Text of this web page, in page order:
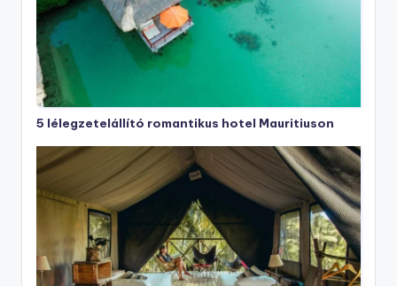
5 lélegzetelállító romantikus hotel Mauritiuson